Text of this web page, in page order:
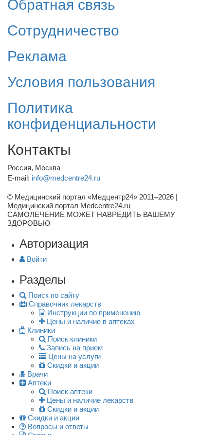
Обратная связь
Сотрудничество
Реклама
Условия пользования
Политика
конфиденциальности
Контакты
Россия, Москва
E-mail: info@medcentre24.ru
© Медицинский портал «Медцентр24» 2011–2026 |
Медицинский портал Medcentre24.ru
САМОЛЕЧЕНИЕ МОЖЕТ НАВРЕДИТЬ ВАШЕМУ
ЗДОРОВЬЮ
Авторизация
Войти
Разделы
Поиск по сайту
Справочник лекарств
Инструкции по применению
Цены и наличие в аптеках
Клиники
Поиск клиники
Запись на прием
Цены на услуги
Скидки и акции
Врачи
Аптеки
Поиск аптеки
Цены и наличие лекарств
Скидки и акции
Скидки и акции
Вопросы и ответы